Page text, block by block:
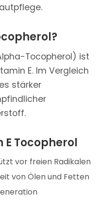
Tocopherol) ist
E. Im Vergleich
stärker
Tocopherol
vor freien Radikalen
von Ölen und Fetten